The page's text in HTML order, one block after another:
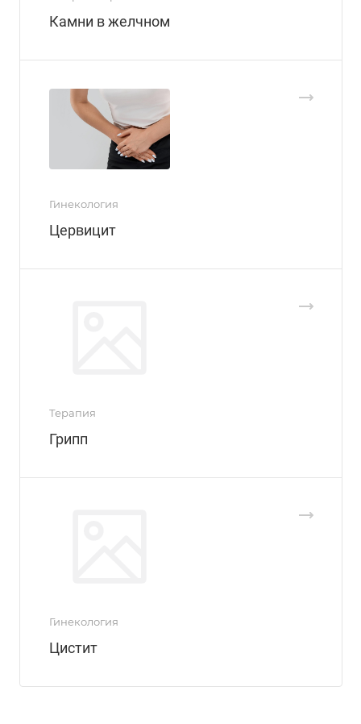
Камни в желчном
Гинекология
Цервицит
Терапия
Грипп
Гинекология
Цистит